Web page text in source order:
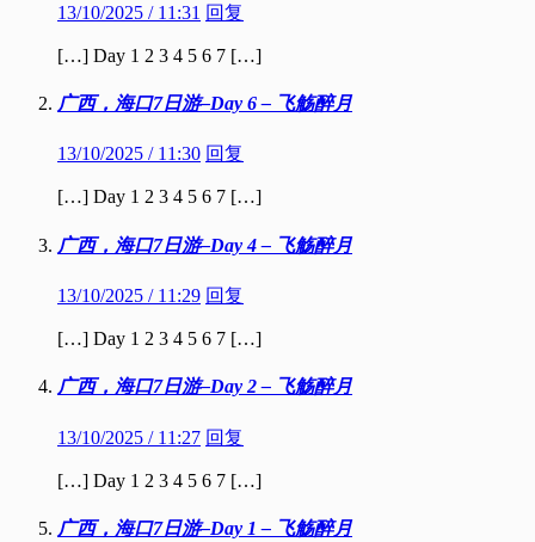
13/10/2025 / 11:31 回复
[…] Day 1 2 3 4 5 6 7 […]
广西，海口7日游–Day 6 – 飞觞醉月
13/10/2025 / 11:30 回复
[…] Day 1 2 3 4 5 6 7 […]
广西，海口7日游–Day 4 – 飞觞醉月
13/10/2025 / 11:29 回复
[…] Day 1 2 3 4 5 6 7 […]
广西，海口7日游–Day 2 – 飞觞醉月
13/10/2025 / 11:27 回复
[…] Day 1 2 3 4 5 6 7 […]
广西，海口7日游–Day 1 – 飞觞醉月